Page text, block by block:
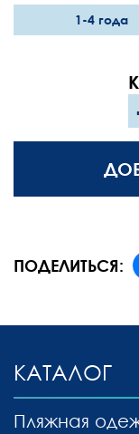
1-4 года
ПОДЕЛИТЬСЯ:
КАТАЛОГ
Пляжная